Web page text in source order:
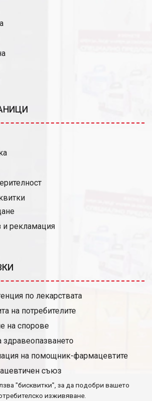
и рекламация
по лекарствата
на потребителите
на спорове
здравеопазването
на помощник-фармацевтите
съюз
и ползване на карта за отстъпки
"бисквитки", за да подобри вашето
изживяване.